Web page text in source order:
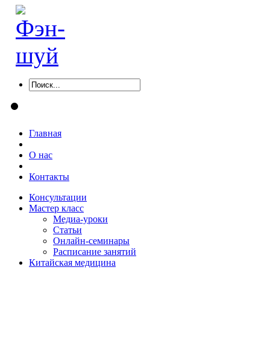
Главная
О нас
Контакты
Консультации
Мастер класс
Медиа-уроки
Статьи
Онлайн-семинары
Расписание занятий
Китайская медицина